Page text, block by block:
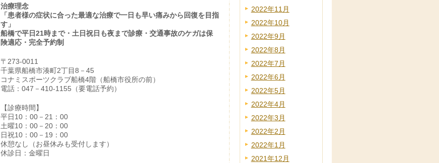
治療理念
「患者様の症状に合った最適な治療で一日も早い痛みから回復を目指
す」
船橋で平日21時まで・土日祝日も夜まで診療・交通事故のケガは保
険適応・完全予約制
〒273-0011
千葉県船橋市湊町2丁目8－45
コナミスポーツクラブ船橋4階（船橋市役所の前）
電話：047－410-1155（要電話予約）
【診療時間】
平日10：00－21：00
土曜10：00－20：00
日祝10：00－19：00
休憩なし（お昼休みも受付します）
休診日：金曜日
2022年11月
2022年10月
2022年9月
2022年8月
2022年7月
2022年6月
2022年5月
2022年4月
2022年3月
2022年2月
2022年1月
2021年12月